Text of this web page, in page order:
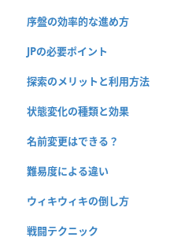
序盤の効率的な進め方
JPの必要ポイント
探索のメリットと利用方法
状態変化の種類と効果
名前変更はできる？
難易度による違い
ウィキウィキの倒し方
戦闘テクニック